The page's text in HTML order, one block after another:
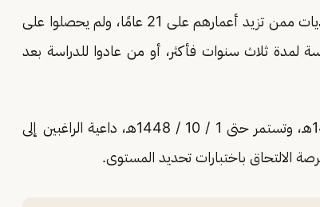
وأوضحت الإدارة أن التسجيل متاح للسعوديين والسعوديات ممن تزيد أعمارهم على 21 عامًا، ولم يحصلوا على
لمدة ثلاث سنوات فأكثر، أو من عادوا للدراسة بعد
وبيّنت الإدارة أن فترة التسجيل بدأت في 2 / 12 / 1447هـ، وتستمر حتى 1 / 10 / 1448هـ، داعية الراغبين إلى
الالتحاق باختبارات تحديد المستوى.